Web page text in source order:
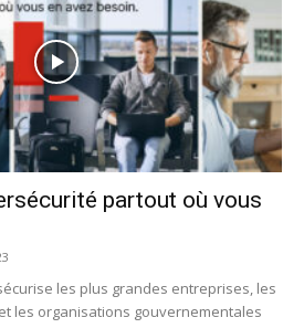
partout où vous
sécurise les plus grandes entreprises, les
les organisations gouvernementales